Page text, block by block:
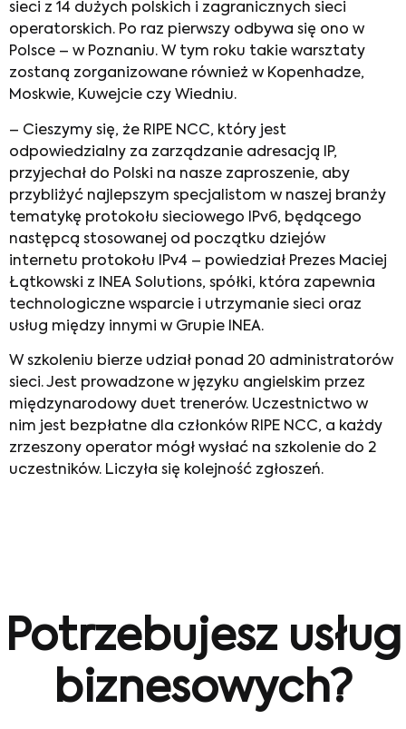
sieci z 14 dużych polskich i zagranicznych sieci
operatorskich. Po raz pierwszy odbywa się ono w
Polsce – w Poznaniu. W tym roku takie warsztaty
zostaną zorganizowane również w Kopenhadze,
Moskwie, Kuwejcie czy Wiedniu.
– Cieszymy się, że RIPE NCC, który jest
odpowiedzialny za zarządzanie adresacją IP,
przyjechał do Polski na nasze zaproszenie, aby
przybliżyć najlepszym specjalistom w naszej branży
tematykę protokołu sieciowego IPv6, będącego
następcą stosowanej od początku dziejów
internetu protokołu IPv4 – powiedział Prezes Maciej
Łątkowski z INEA Solutions, spółki, która zapewnia
technologiczne wsparcie i utrzymanie sieci oraz
usług między innymi w Grupie INEA.
W szkoleniu bierze udział ponad 20 administratorów
sieci. Jest prowadzone w języku angielskim przez
międzynarodowy duet trenerów. Uczestnictwo w
nim jest bezpłatne dla członków RIPE NCC, a każdy
zrzeszony operator mógł wysłać na szkolenie do 2
uczestników. Liczyła się kolejność zgłoszeń.
Potrzebujesz usług
biznesowych?